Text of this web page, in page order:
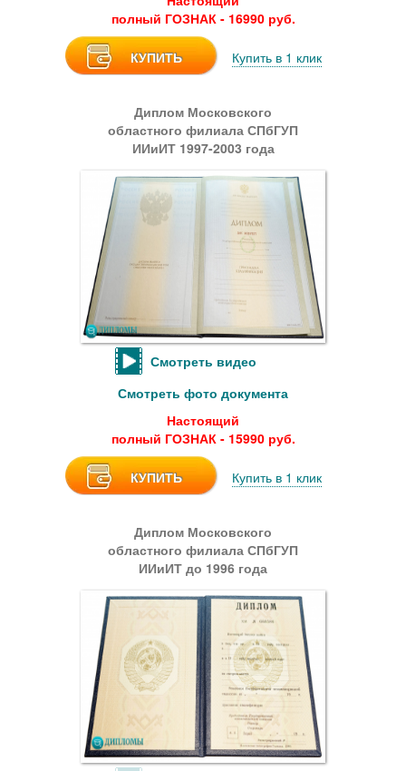
полный ГОЗНАК - 16990 руб.
КУПИТЬ Купить в 1 клик
Диплом Московского
областного филиала СПбГУП
ИИиИТ 1997-2003 года
Смотреть видео
Смотреть фото документа
Настоящий
полный ГОЗНАК - 15990 руб.
КУПИТЬ Купить в 1 клик
Диплом Московского
областного филиала СПбГУП
ИИиИТ до 1996 года